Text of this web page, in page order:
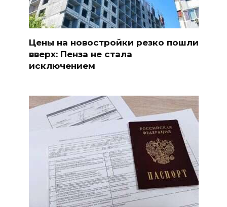
Цены на новостройки резко пошли
вверх: Пенза не стала
исключением